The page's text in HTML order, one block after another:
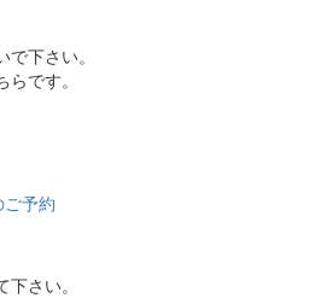
下さい。
です。
予約
さい。